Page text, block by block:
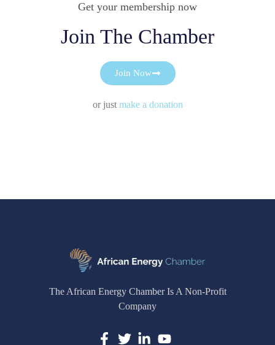
Get your membership now
Join The Chamber
Join Now
or just make a donation
The African Energy Chamber Is A Non-Profit
Company